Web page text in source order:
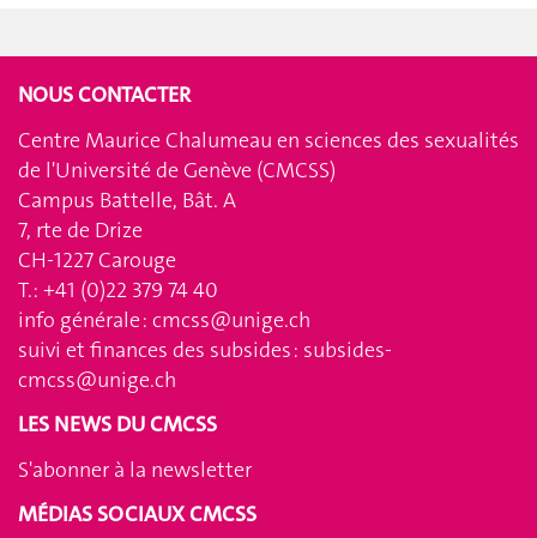
NOUS CONTACTER
Centre Maurice Chalumeau en sciences des sexualités
de l'Université de Genève (CMCSS)
Campus Battelle, Bât. A
7, rte de Drize
CH-1227 Carouge
T.: +41 (0)22 379 74 40
info générale : cmcss@unige.ch
suivi et finances des subsides : subsides-
cmcss@unige.ch
LES NEWS DU CMCSS
S'abonner à la newsletter
MÉDIAS SOCIAUX CMCSS